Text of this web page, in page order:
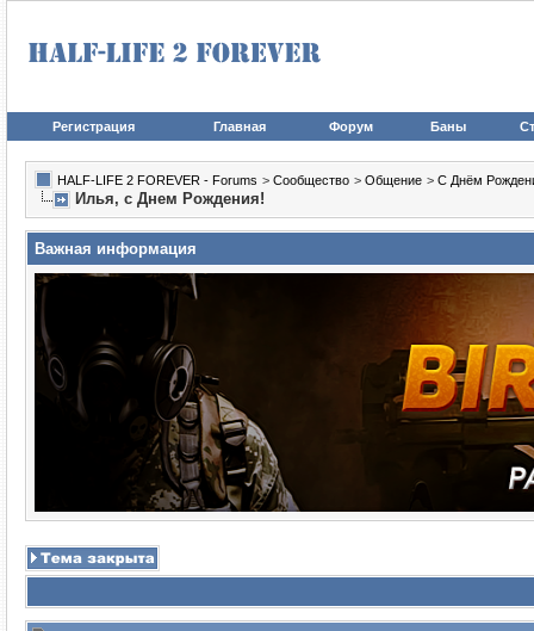
Регистрация Главная Форум Баны
HALF-LIFE 2 FOREVER - Forums > Сообщество > Общение > С Днём
Илья, с Днем Рождения!
Важная информация